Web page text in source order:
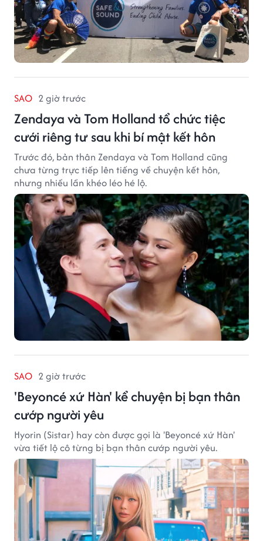
SAO 2 giờ trước
Zendaya và Tom Holland tổ chức tiệc
cưới riêng tư sau khi bí mật kết hôn
Trước đó, bản thân Zendaya và Tom Holland cũng
chưa từng trực tiếp lên tiếng về chuyện kết hôn,
nhưng nhiều lần khéo léo hé lộ.
SAO 2 giờ trước
'Beyoncé xứ Hàn' kể chuyện bị bạn thân
cướp người yêu
Hyorin (Sistar) hay còn được gọi là 'Beyoncé xứ Hàn'
vừa tiết lộ cô từng bị bạn thân cướp người yêu.